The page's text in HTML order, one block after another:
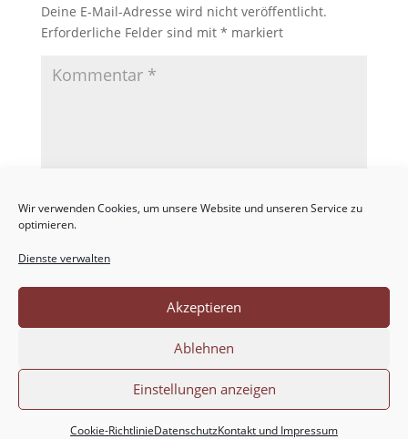
Wir verwenden Cookies, um unsere Website und unseren Service zu
optimieren.
Dienste verwalten
Akzeptieren
Ablehnen
Einstellungen anzeigen
Cookie-RichtlinieDatenschutzKontakt und Impressum
Deine E-Mail-Adresse wird nicht veröffentlicht.
Erforderliche Felder sind mit * markiert
Meinen Namen, meine E-Mail-Adresse und
meine Website in diesem Browser für die nächste